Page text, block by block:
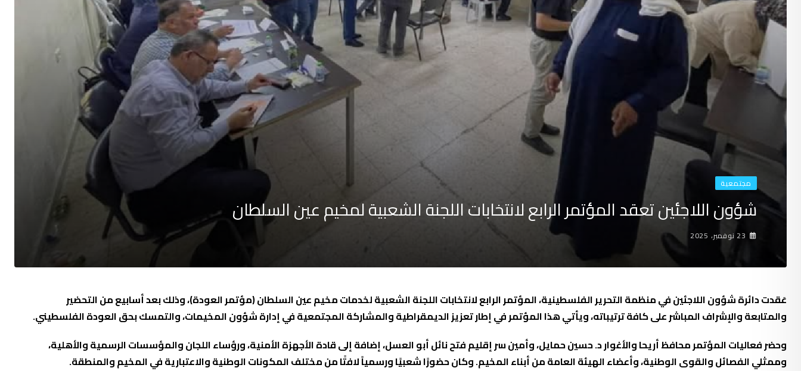
مجتمعية
شؤون اللاجئين تعقد المؤتمر الرابع لانتخابات اللجنة الشعبية لمخيم عين السلطان
23 نوفمبر، 2025
عَقدت دائرة شؤون اللاجئين في منظمة التحرير الفلسطينية، المؤتمر الرابع لانتخابات اللجنة الشعبية لخدمات مخيم عين السلطان (مؤتمر العودة)، وذلك بعد أسابيع من التحضير
والمتابعة والإشراف المباشر على كافة ترتيباته، ويأتي هذا المؤتمر في إطار تعزيز الديمقراطية والمشاركة المجتمعية في إدارة شؤون المخيمات، والتمسك بحق العودة الفلسطيني.
وحضر فعاليات المؤتمر محافظ أريحا والأغوار د. حسين حمايل، وأمين سر إقليم فتح نائل أبو العسل، إضافة إلى قادة الأجهزة الأمنية، ورؤساء اللجان والمؤسسات الرسمية والأهلية،
وممثلي الفصائل والقوى الوطنية، وأعضاء الهيئة العامة من أبناء المخيم. وكان حضورًا شعبيًا ورسمياً لافتًا من مختلف المكونات الوطنية والاعتبارية في المخيم والمنطقة.